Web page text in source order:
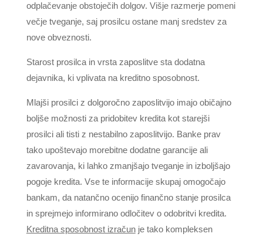
odplačevanje obstoječih dolgov. Višje razmerje pomeni
večje tveganje, saj prosilcu ostane manj sredstev za
nove obveznosti.
Starost prosilca in vrsta zaposlitve sta dodatna
dejavnika, ki vplivata na kreditno sposobnost.
Mlajši prosilci z dolgoročno zaposlitvijo imajo običajno
boljše možnosti za pridobitev kredita kot starejši
prosilci ali tisti z nestabilno zaposlitvijo. Banke prav
tako upoštevajo morebitne dodatne garancije ali
zavarovanja, ki lahko zmanjšajo tveganje in izboljšajo
pogoje kredita. Vse te informacije skupaj omogočajo
bankam, da natančno ocenijo finančno stanje prosilca
in sprejmejo informirano odločitev o odobritvi kredita.
Kreditna sposobnost izračunje tako kompleksen